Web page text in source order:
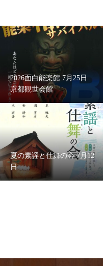
2026面白能楽館 7月25日
京都観世会館
夏の素謡と仕舞の会 7月12
日